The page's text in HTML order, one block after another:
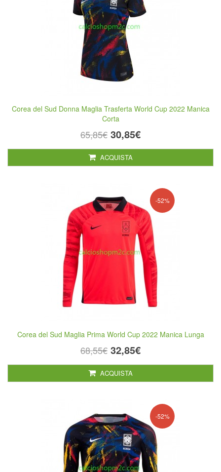
Corea del Sud Donna Maglia Trasferta World Cup 2022 Manica
Corta
65,85€ 30,85€
ACQUISTA
-52%
Corea del Sud Maglia Prima World Cup 2022 Manica Lunga
68,55€ 32,85€
ACQUISTA
-52%